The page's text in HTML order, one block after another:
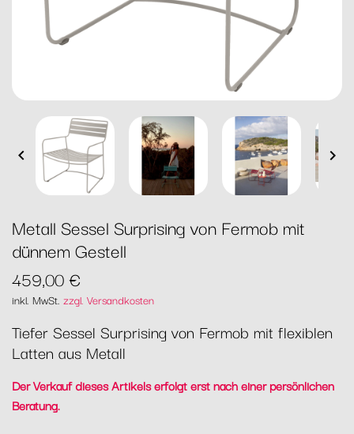
 
Metall Sessel Surprising von Fermob mit
dünnem Gestell
459,00 €
inkl. MwSt. zzgl. Versandkosten
Tiefer Sessel Surprising von Fermob mit flexiblen
Latten aus Metall
Der Verkauf dieses Artikels erfolgt erst nach einer persönlichen
Beratung.